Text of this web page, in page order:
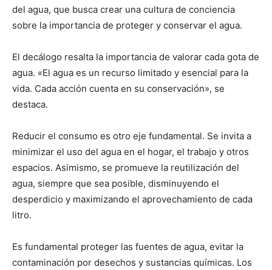
del agua, que busca crear una cultura de conciencia
sobre la importancia de proteger y conservar el agua.
El decálogo resalta la importancia de valorar cada gota de
agua. «El agua es un recurso limitado y esencial para la
vida. Cada acción cuenta en su conservación», se
destaca.
Reducir el consumo es otro eje fundamental. Se invita a
minimizar el uso del agua en el hogar, el trabajo y otros
espacios. Asimismo, se promueve la reutilización del
agua, siempre que sea posible, disminuyendo el
desperdicio y maximizando el aprovechamiento de cada
litro.
Es fundamental proteger las fuentes de agua, evitar la
contaminación por desechos y sustancias químicas. Los